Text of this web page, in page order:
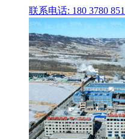
联系电话: 180 3780